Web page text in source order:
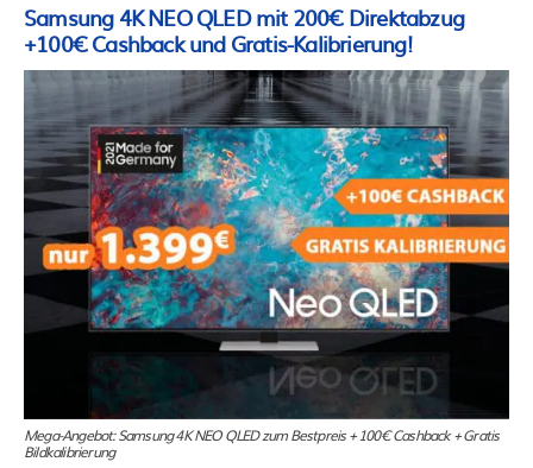
Samsung 4K NEO QLED mit 200€ Direktabzug
+100€ Cashback und Gratis-Kalibrierung!
Mega-Angebot: Samsung 4K NEO QLED zum Bestpreis + 100€ Cashback + Gratis
Bildkalibrierung